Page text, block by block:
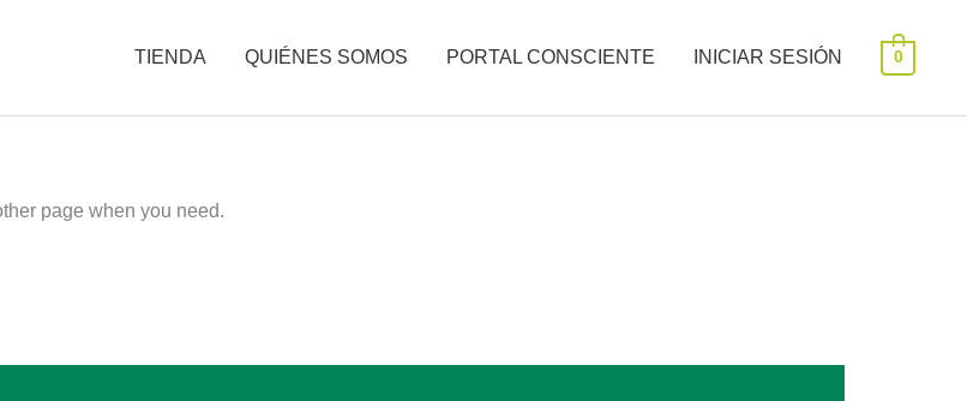
TIENDA QUIÉNES SOMOS PORTAL CONSCIENTE INICIAR SESIÓN 0
page when you need.